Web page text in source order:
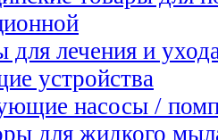
для лечения и
устройства
насосы /
для жидкого